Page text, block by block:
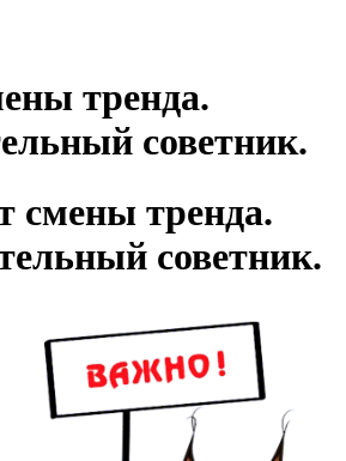
тренда.
советник.
смены тренда.
советник.